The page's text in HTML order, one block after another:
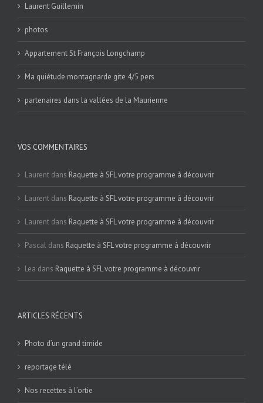
Laurent Guillemin
photos
Appartement St François Longchamp
Ma quiétude montagnarde gite 4/5 pers
partenaires dans la vallées de la Maurienne
VOS COMMENTAIRES
Laurent dans Raquette à SFL votre programme à découvrir
Laurent dans Raquette à SFL votre programme à découvrir
Laurent dans Raquette à SFL votre programme à découvrir
Pascal dans Raquette à SFL votre programme à découvrir
Lea dans Raquette à SFL votre programme à découvrir
ARTICLES RÉCENTS
Photo d’un grand timide
reportage télé
Nos recettes à l’ortie